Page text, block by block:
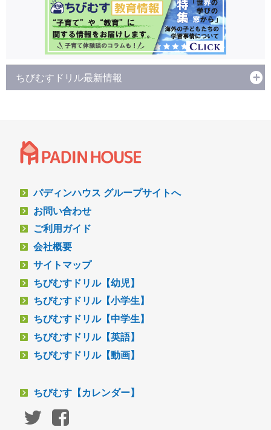
ちびむすドリル最新情報
パディンハウス グループサイトへ
お問い合わせ
ご利用ガイド
会社概要
サイトマップ
ちびむすドリル【幼児】
ちびむすドリル【小学生】
ちびむすドリル【中学生】
ちびむすドリル【英語】
ちびむすドリル【動画】
ちびむす【カレンダー】